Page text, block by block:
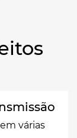
várias